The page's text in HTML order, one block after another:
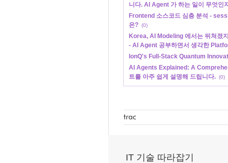
니다. AI Agent 가 하는 일이 무엇인
Frontend 소스코드 심층 분석 -
은? (0)
Korea, AI Modeling 에서는 뒤쳐졌
- AI Agent 공부하면서 생각한
IonQ's Full-Stack Quantum
AI Agents Explained: A
트를 아주 쉽게 설명해 드립니다. (0)
IT 기술 따라잡기